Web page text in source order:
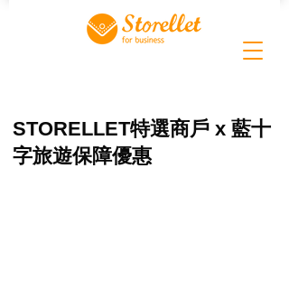
STORELLET特選商戶 x 藍十
字旅遊保障優惠